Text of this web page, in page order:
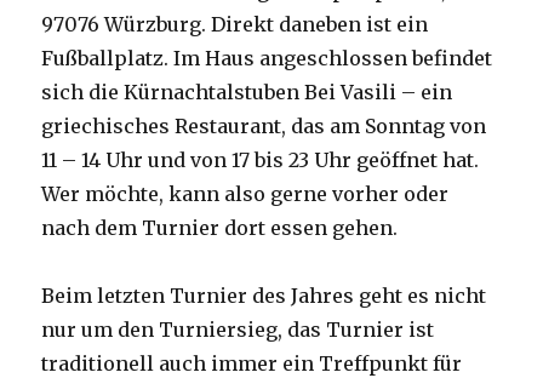
97076 Würzburg. Direkt daneben ist ein
Fußballplatz. Im Haus angeschlossen befindet
sich die Kürnachtalstuben Bei Vasili – ein
griechisches Restaurant, das am Sonntag von
11 – 14 Uhr und von 17 bis 23 Uhr geöffnet hat.
Wer möchte, kann also gerne vorher oder
nach dem Turnier dort essen gehen.
Beim letzten Turnier des Jahres geht es nicht
nur um den Turniersieg, das Turnier ist
traditionell auch immer ein Treffpunkt für